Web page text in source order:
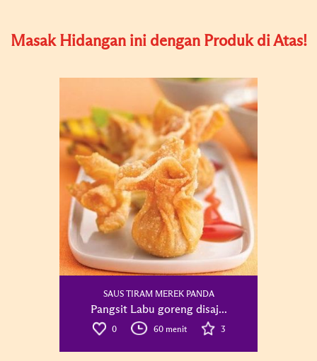
Masak Hidangan ini dengan Produk di Atas!
SAUS TIRAM MEREK PANDA
Pangsit Labu goreng disaj...
0 60 menit 3